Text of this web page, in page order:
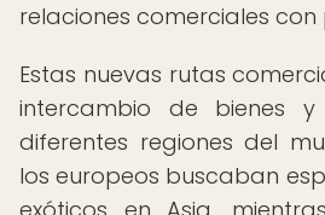
relaciones comerciales con
Estas nuevas rutas
intercambio de bienes
diferentes regiones del
los europeos buscaban